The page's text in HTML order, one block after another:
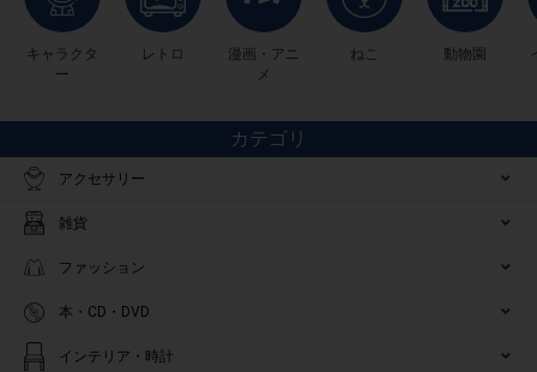
キャラクタ
ー
レトロ
漫画・アニ
メ
ねこ 動物園
カテゴリ
アクセサリー
雑貨
ファッション
本・CD・DVD
インテリア・時計